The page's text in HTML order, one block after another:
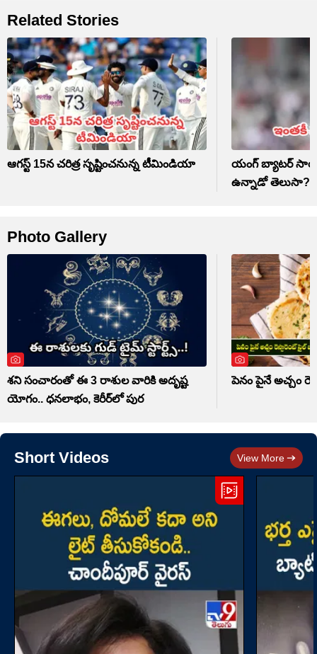
Related Stories
ఆగస్ట్ 15న చరిత్ర సృష్టించనున్న టీమిండియా
యంగ్ బ్యాటర్ సాయి
ఉన్నాడో తెలుసా?
Photo Gallery
శని సంచారంతో ఈ 3 రాశుల వారికి అదృష్ట
యోగం.. ధనలాభం, కెరీర్‌లో పుర
పెనం పైనే అచ్చం
Short Videos View More